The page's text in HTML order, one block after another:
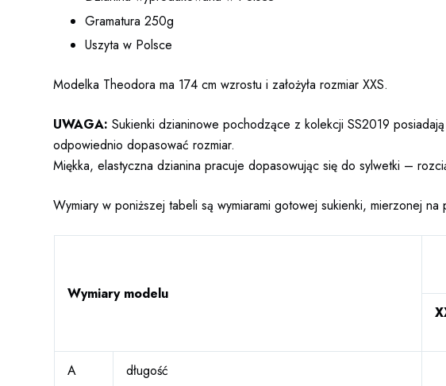
Gramatura 250g
Uszyta w Polsce
Modelka Theodora ma 174 cm wzrostu i założyła rozmiar XXS.
UWAGA: Sukienki dzianinowe pochodzące z kolekcji SS2019
odpowiednio dopasować rozmiar.
Miękka, elastyczna dzianina pracuje dopasowując się do sylwetki –
Wymiary w poniższej tabeli są wymiarami gotowej sukienki, mierzonej na
Wymiary modelu
A długość